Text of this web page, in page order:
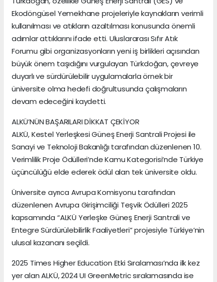
Ekodöngüsel Yemekhane projeleriyle kaynakların verimli
kullanılması ve atıkların azaltılması konusunda önemli
adımlar attıklarını ifade etti. Uluslararası Sıfır Atık
Forumu gibi organizasyonların yeni iş birlikleri açısından
büyük önem taşıdığını vurgulayan Türkdoğan, çevreye
duyarlı ve sürdürülebilir uygulamalarla örnek bir
üniversite olma hedefi doğrultusunda çalışmaların
devam edeceğini kaydetti.
ALKÜ’NÜN BAŞARILARI DİKKAT ÇEKİYOR
ALKÜ, Kestel Yerleşkesi Güneş Enerji Santrali Projesi ile
Sanayi ve Teknoloji Bakanlığı tarafından düzenlenen 10.
Verimlilik Proje Ödülleri’nde Kamu Kategorisi’nde Türkiye
üçüncülüğü elde ederek ödül alan tek üniversite oldu.
Üniversite ayrıca Avrupa Komisyonu tarafından
düzenlenen Avrupa Girişimciliği Teşvik Ödülleri 2025
kapsamında “ALKÜ Yerleşke Güneş Enerji Santrali ve
Entegre Sürdürülebilirlik Faaliyetleri” projesiyle Türkiye’nin
ulusal kazananı seçildi.
2025 Times Higher Education Etki Sıralaması’nda ilk kez
yer alan ALKÜ, 2024 UI GreenMetric sıralamasında ise